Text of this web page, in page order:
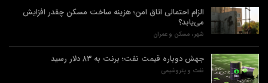
الزام احتمالی اتاق امن؛ هزینه ساخت مسکن چقدر افزایش
می‌یابد؟
شهر، مسکن و عمران
جهش دوباره قیمت نفت؛ برنت به ۸۳ دلار رسید
نفت و پتروشیمی